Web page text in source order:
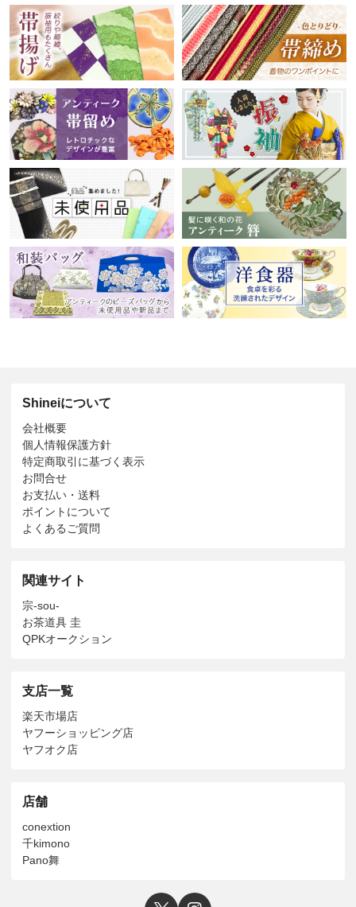
Shineiについて
会社概要
個人情報保護方針
特定商取引に基づく表示
お問合せ
お支払い・送料
ポイントについて
よくあるご質問
関連サイト
宗-sou-
お茶道具 圭
QPKオークション
支店一覧
楽天市場店
ヤフーショッピング店
ヤフオク店
店舗
conextion
千kimono
Pano舞